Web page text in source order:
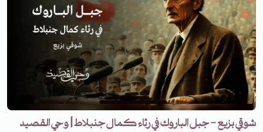
شوقي بزيع - جبل الباروك في رثاء كمال جنبلاط | وحي القصيد